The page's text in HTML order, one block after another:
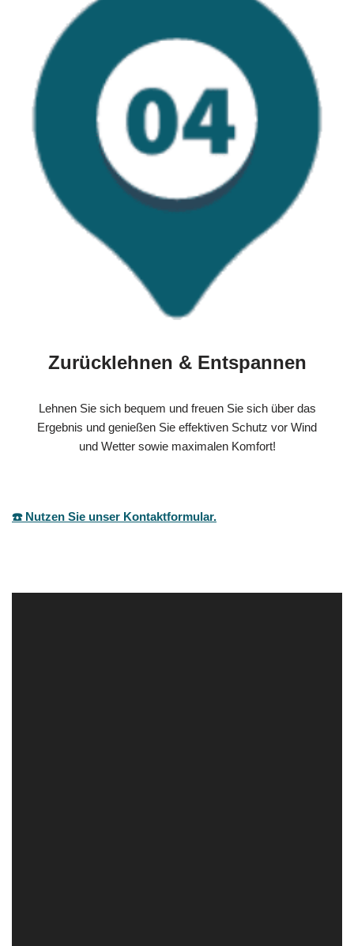
Zurücklehnen & Entspannen
Lehnen Sie sich bequem und freuen Sie sich über das
Ergebnis und genießen Sie effektiven Schutz vor Wind
und Wetter sowie maximalen Komfort!
☎️ Nutzen Sie unser Kontaktformular.